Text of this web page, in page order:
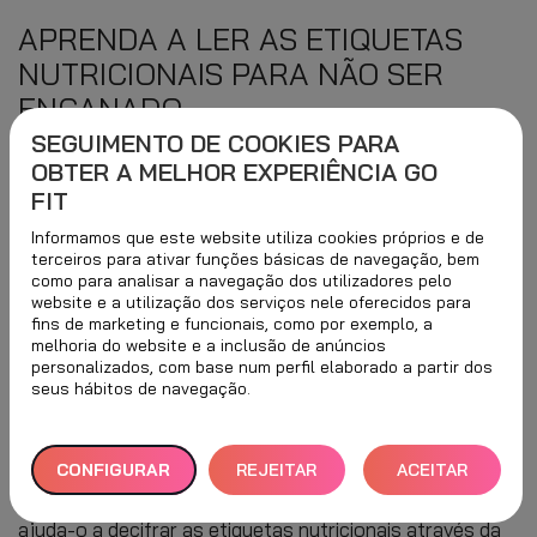
APRENDA A LER AS ETIQUETAS
NUTRICIONAIS PARA NÃO SER
ENGANADO
Conselhos para decifrar as etiquetas
nutricionais dos seus alimentos
favoritos.
A
prender a interpretar a informação das
etiquetas nutricionaisnão é fácil, pois
não costumam mostrar de forma clara e
percetível como são elaborados os
Mas não se preocupe, a equipa de nutrição do GO fit
ajuda-o a decifrar as etiquetas nutricionais através da
SEGUIMENTO DE COOKIES PARA
OBTER A MELHOR EXPERIÊNCIA GO
FIT
Informamos que este website utiliza cookies próprios e de
terceiros para ativar funções básicas de navegação, bem
como para analisar a navegação dos utilizadores pelo
website e a utilização dos serviços nele oferecidos para
fins de marketing e funcionais, como por exemplo, a
melhoria do website e a inclusão de anúncios
personalizados, com base num perfil elaborado a partir dos
seus hábitos de navegação.
CONFIGURAR REJEITAR
TUDO
ACEITAR
TODOS